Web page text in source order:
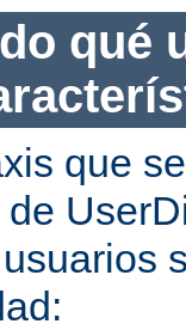
qué
que